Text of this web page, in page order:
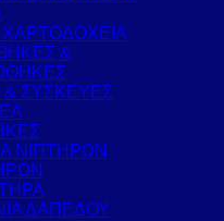
ΧΑΡΤΟΔΟΧΕΙΑ
&
ΣΥΣΚΕΥΕΣ
ΝΙΠΤΗΡΩΝ
ΔΑΠΕΔΟΥ